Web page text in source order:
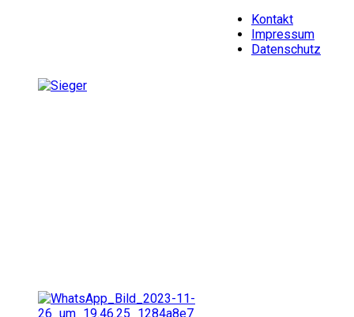
Kontakt
Impressum
Datenschutz